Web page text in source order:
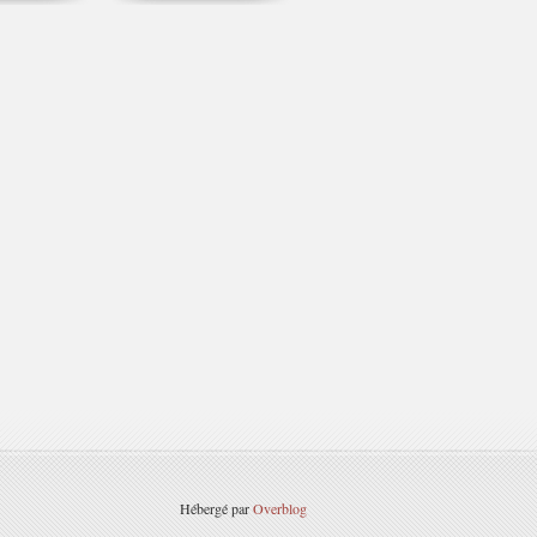
Hébergé parOverblog